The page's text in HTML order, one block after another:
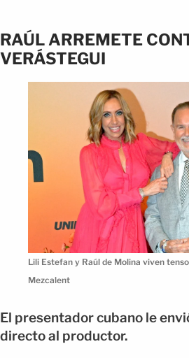
RAÚL ARREMETE
VERÁSTEGUI
Lili Estefan y Raúl de Molina viven
Mezcalent
El presentador cubano le
directo al productor.